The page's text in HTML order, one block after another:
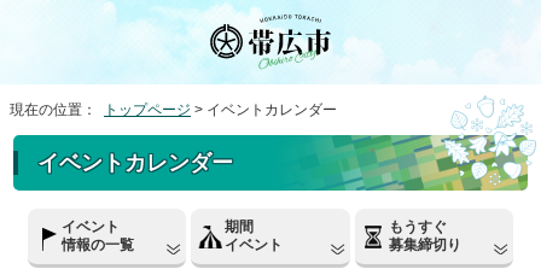
現在の位置： トップページ > イベントカレンダー
イベントカレンダー
イベント
情報の一覧
期間
イベント
もうすぐ
募集締切り